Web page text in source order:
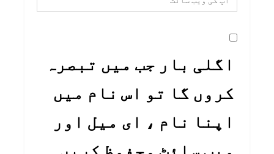
اگلی بار جب میں تبصرہ
کروں گا تو اس نام میں
اپنا نام ، ای میل اور